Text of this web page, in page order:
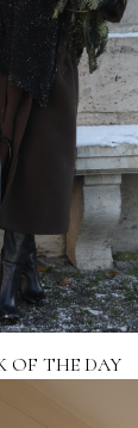
OF THE DAY